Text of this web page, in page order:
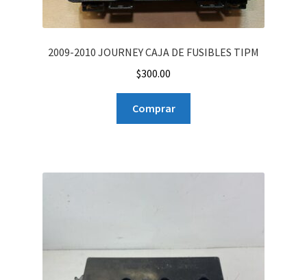
2009-2010 JOURNEY CAJA DE FUSIBLES TIPM
$300.00
Comprar